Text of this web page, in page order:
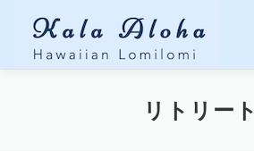
LOMILOMI MENU
リトリート